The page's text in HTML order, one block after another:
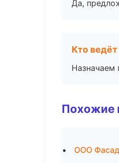
Да,
Кто
Назначаем
Похожие
ООО